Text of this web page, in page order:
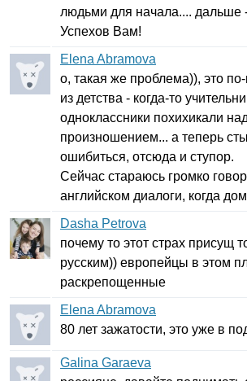
людьми для начала.... дальше
Успехов Вам!
Elena Abramova
о, такая же проблема)), это
из детства - когда-то
одноклассники похихикали
произношением... а теперь
ошибиться, отсюда и ступор.
Сейчас стараюсь громко
английском диалоги, когда
Dasha Petrova
почему то этот страх присущ
русским)) европейцы в этом
раскрепощенные
Elena Abramova
80 лет зажатости, это уже в
Galina Garaeva